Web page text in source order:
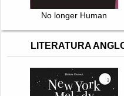
No longer Human
LITERATURA